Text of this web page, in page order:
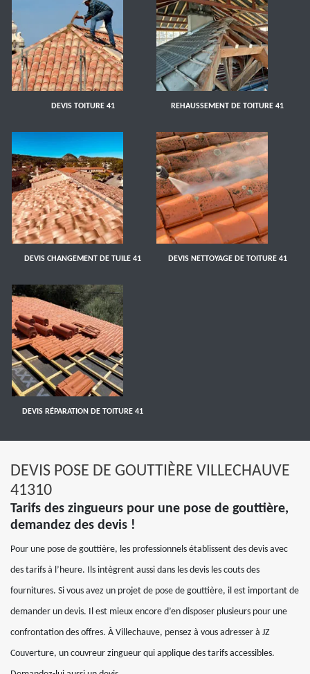
DEVIS TOITURE 41 REHAUSSEMENT DE TOITURE 41
DEVIS CHANGEMENT DE TUILE 41 DEVIS NETTOYAGE DE TOITURE 41
DEVIS RÉPARATION DE TOITURE 41
DEVIS POSE DE GOUTTIÈRE VILLECHAUVE
41310
Tarifs des zingueurs pour une pose de gouttière,
demandez des devis !
Pour une pose de gouttière, les professionnels établissent des devis avec
des tarifs à l’heure. Ils intègrent aussi dans les devis les couts des
fournitures. Si vous avez un projet de pose de gouttière, il est important de
demander un devis. Il est mieux encore d’en disposer plusieurs pour une
confrontation des offres. À Villechauve, pensez à vous adresser à JZ
Couverture, un couvreur zingueur qui applique des tarifs accessibles.